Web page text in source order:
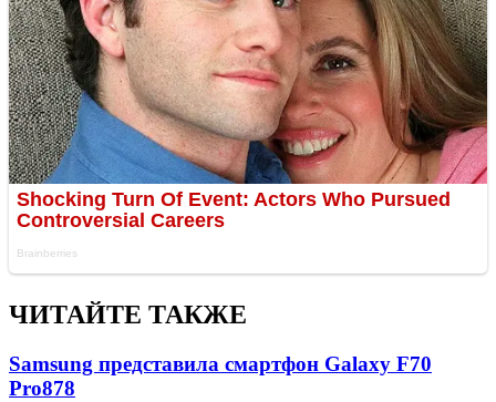
ЧИТАЙТЕ ТАКЖЕ
Samsung представила смартфон Galaxy F70
Pro878